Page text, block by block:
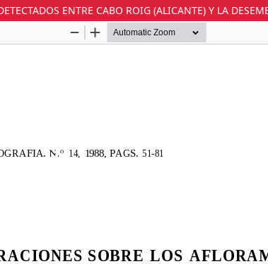
ENTRE CABO ROIG (ALICANTE) Y LA